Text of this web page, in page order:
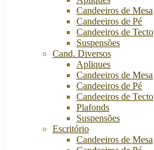
Candeeiros de Mesa
Candeeiros de Pé
Candeeiros de Tecto
Suspensões
Cand. Diversos
Apliques
Candeeiros de Mesa
Candeeiros de Pé
Candeeiros de Tecto
Plafonds
Suspensões
Escritório
Candeeiros de Mesa